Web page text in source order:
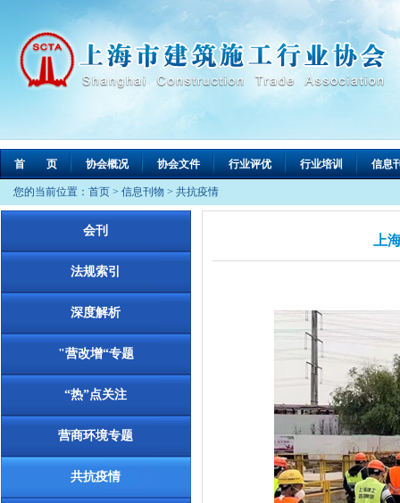
首 页 协会概况 协会文件 行业评优 行业培训 信息
您的当前位置： 首页 > 信息刊物 > 共抗疫情
会刊
法规索引
深度解析
"营改增“专题
“热”点关注
营商环境专题
共抗疫情
上